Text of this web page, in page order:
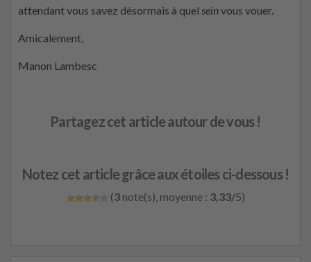
attendant vous savez désormais à quel seinvous vouer.
Amicalement,
Manon Lambesc
Partagez cet article autour de vous !
Notez cet article grâce aux étoiles ci-dessous !
(3note(s), moyenne : 3,33/5)